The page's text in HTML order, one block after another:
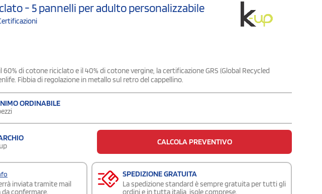
- 5 pannelli per adulto personalizzabile
60% di cotone riciclato e il 40% di cotone vergine, la certificazione GRS (Global Recycled
Fibbia di regolazione in metallo sul retro del cappellino.
ORDINABILE
CALCOLA PREVENTIVO
inviata tramite mail
confermare.
SPEDIZIONE GRATUITA
La spedizione standard è sempre gratuita per tutti gli
ordini e in tutta italia, isole comprese.